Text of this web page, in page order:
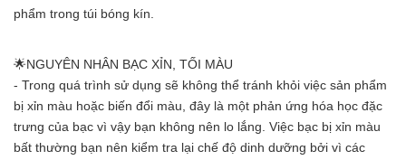
phẩm trong túi bóng kín.
🌟NGUYÊN NHÂN BẠC XỈN, TỐI MÀU
- Trong quá trình sử dụng sẽ không thể tránh khỏi việc sản phẩm
bị xỉn màu hoặc biến đổi màu, đây là một phản ứng hóa học đặc
trưng của bạc vì vậy bạn không nên lo lắng. Việc bạc bị xỉn màu
bất thường bạn nên kiểm tra lại chế độ dinh dưỡng bởi vì các